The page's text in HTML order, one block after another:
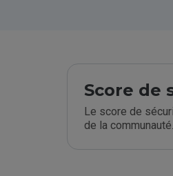
Score de
Le score de
de la communauté.